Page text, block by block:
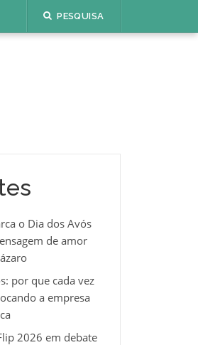
PESQUISA
o Dia dos Avós
de amor
por que cada vez
a empresa
2026 em debate